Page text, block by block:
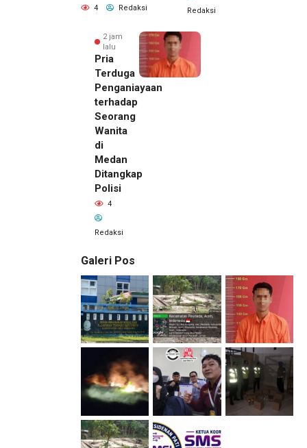
4 Redaksi Redaksi
2 jam
lalu
Pria
Terduga
Penganiayaan
terhadap
Seorang
Wanita
di
Medan
Ditangkap
Polisi
4
Redaksi
Galeri Pos
Kepala
DPMPTSP